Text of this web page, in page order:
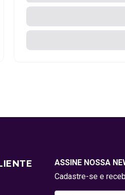
ASSINE NOSSA
Cadastre-se e